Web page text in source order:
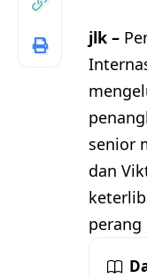
jlk –
senior
dan
perang